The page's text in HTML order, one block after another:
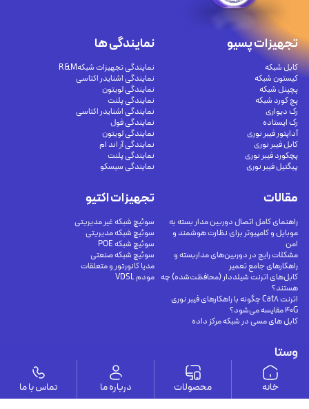
وستا
ارتباط با ما
درباره ما
تجهیزات پسیو
کابل شبکه
کیستون شبکه
پچپنل شبکه
پچ کورد شبکه
رک دیواری
رک ایستاده
آداپتور فیبر نوری
کابل فیبر نوری
پچکورد فیبر نوری
پیگتیل فیبر نوری
تجهیزات اکتیو
سوئیچ شبکه غیر مدیریتی
سوئیچ شبکه مدیریتی
سوئیچ شبکه POE
سوئیچ شبکه صنعتی
مدیا کانورتور و متعلقات
مودم VDSL
نمایندگی ها
نمایندگی تجهیزات شبکهR&M
نمایندگی اشنایدر اکتاسی
نمایندگی لویتون
نمایندگی پلنت
نمایندگی اشنایدر اکتاسی
نمایندگی فول
نمایندگی لویتون
نمایندگی آر اند ام
نمایندگی پلنت
نمایندگی سیسکو
مقالات
راهنمای کامل اتصال دوربین مدار بسته به
موبایل و کامپیوتر برای نظارت هوشمند و
امن
مشکلات رایج در دوربین‌های مداربسته و
راهکارهای جامع تعمیر
کابل‌های اترنت شیلددار (محافظت‌شده) چه
هستند؟
اترنت Cat8 چگونه با راهکارهای فیبر نوری
40G مقایسه می‌شود؟
کابل های مسی در شبکه مرکز داده
خانه محصولات درباره ما تماس با ما